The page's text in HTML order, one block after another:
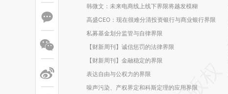
韩微文：未来电商线上线下界限将越发模糊
高盛CEO：现在很难分清投资银行与商业银行界限
私募基金划分监管与自律界限
【财新周刊】诚信惩罚的法律界限
【财新周刊】金融稳定的界限
表达自由与公权力的界限
噪声污染、产权界定和科斯定理的应用界限